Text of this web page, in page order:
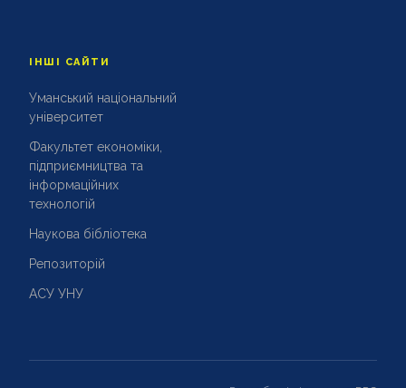
ІНШІ САЙТИ
Уманський національний
університет
Факультет економіки,
підприємництва та
інформаційних
технологій
Наукова бібліотека
Репозиторій
АСУ УНУ